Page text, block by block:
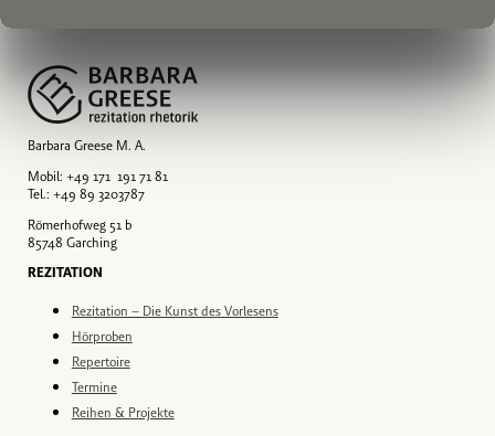
Barbara Greese M. A.
Mobil: +49 171 191 71 81
Tel.: +49 89 3203787
Römerhofweg 51 b
85748 Garching
REZITATION
Rezitation – Die Kunst des Vorlesens
Hörproben
Repertoire
Termine
Reihen & Projekte